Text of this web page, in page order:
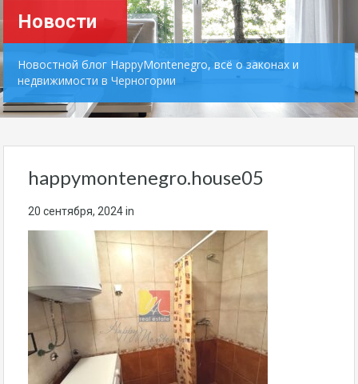
Новости
Новостной блог HappyMontenegro, всё о законах и
недвижимости в Черногории
happymontenegro.house05
20 сентября, 2024in